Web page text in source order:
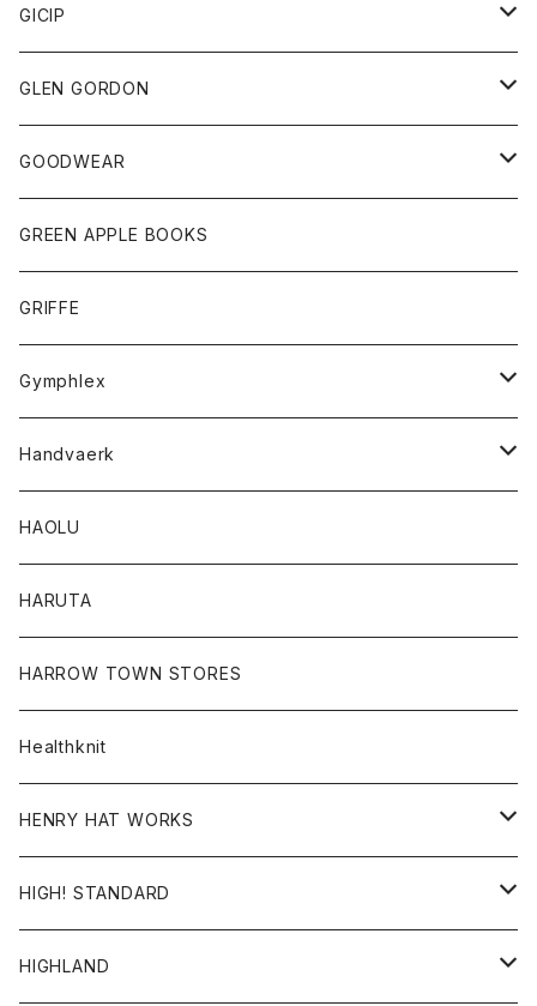
パーカー
グッズ
ネクタイ
チーフ
トップス
シャツ
タンクトップ
ボトム
ショートパンツ
スカート
レディース
スカート
Tシャツ
靴
サンダル
GICIP
トップス
Tシャツ
GLEN GORDON
グッズ
手袋
GOODWEAR
トップス
Tシャツ
GREEN APPLE BOOKS
GRIFFE
Gymphlex
アウター
カーディガン
コート
トップス
シャツ
スウェット
レディース
カーディガン
コート
ボトム
パンツ
Handvaerk
トップス
Tシャツ
ロンTEE
HAOLU
HARUTA
HARROW TOWN STORES
Healthknit
HENRY HAT WORKS
帽子
HIGH! STANDARD
アウター
HIGHLAND